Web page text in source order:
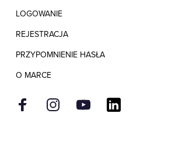
LOGOWANIE
REJESTRACJA
PRZYPOMNIENIE HASŁA
O MARCE